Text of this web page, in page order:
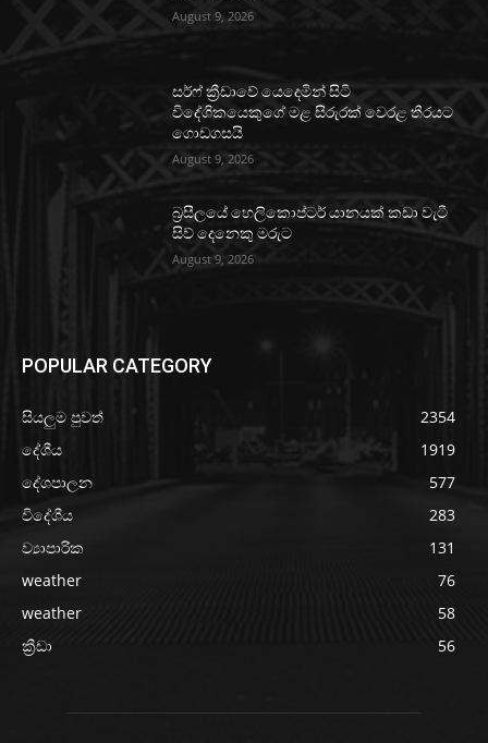
August 9, 2026
සර්ෆ් ක්‍රීඩාවේ යෙදෙමින් සිටි
විදේශිකයෙකුගේ මළ සිරුරක් වෙරළ තීරයට
ගොඩගසයි
August 9, 2026
බ්‍රසීලයේ හෙලිකොප්ටර් යානයක් කඩා වැටී
සිව් දෙනෙකු මරුට
August 9, 2026
POPULAR CATEGORY
සියලුම පුවත්
2354
දේශීය
1919
දේශපාලන
577
විදේශීය
283
ව්‍යාපාරික
131
weather
76
weather
58
ක්‍රීඩා
56